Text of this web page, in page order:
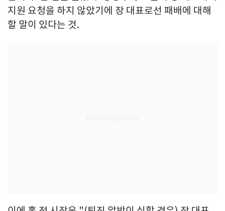
지원 요청을 하지 않았기에 장 대표로선 패배에 대해
할 말이 있다는 것.